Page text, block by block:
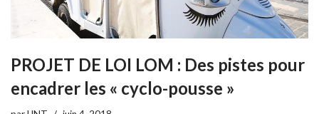
PROJET DE LOI LOM : Des pistes pour
encadrer les « cyclo-pousse »